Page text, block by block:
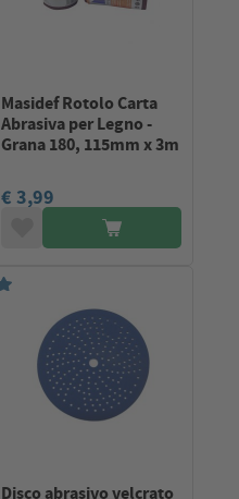
Masidef Rotolo Carta
Abrasiva per Legno -
Grana 180, 115mm x 3m
€ 3,99
Disco abrasivo velcrato